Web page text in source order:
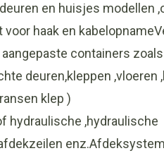
en huisjes modellen
haak en
containers zoals
deuren,kleppen ,vloeren
klep )
hydraulische ,hydraulische